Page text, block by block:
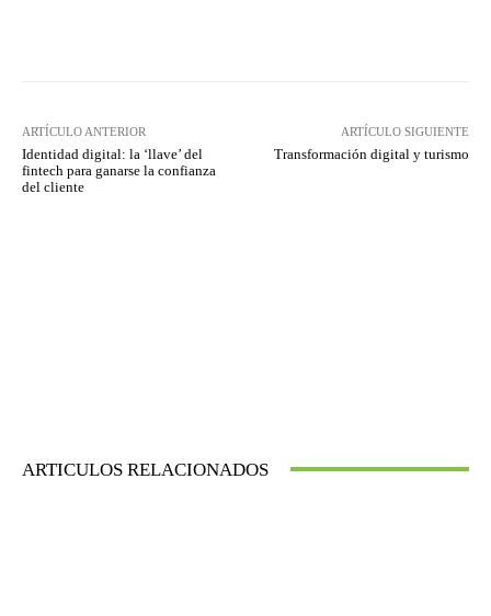
ARTÍCULO ANTERIOR
Identidad digital: la ‘llave’ del
fintech para ganarse la confianza
del cliente
ARTÍCULO SIGUIENTE
Transformación digital y turismo
ARTICULOS RELACIONADOS